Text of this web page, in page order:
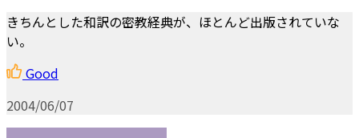
きちんとした和訳の密教経典が、ほとんど出版されていな
い。
Good
2004/06/07